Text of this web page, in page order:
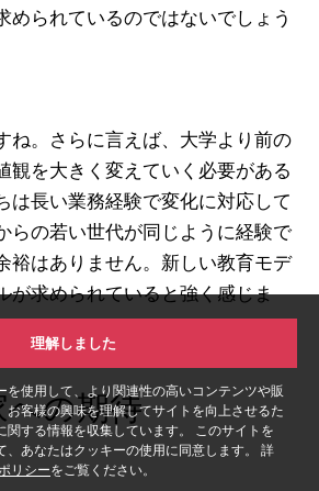
を使用して、より関連性の高いコンテンツや販
お客様の興味を理解してサイトを向上させるた
関する情報を収集しています。 このサイトを
、あなたはクッキーの使用に同意します。 詳
リシーをご覧ください。
理解しました
められているのではないでしょう
ね。さらに言えば、大学より前の
観を大きく変えていく必要がある
は長い業務経験で変化に対応して
らの若い世代が同じように経験で
裕はありません。新しい教育モデ
が求められていると強く感じま
への期待